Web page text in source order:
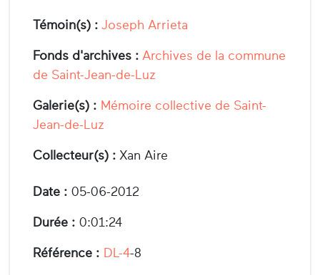
Témoin(s) : Joseph Arrieta
Fonds d'archives : Archives de la commune
de Saint-Jean-de-Luz
Galerie(s) : Mémoire collective de Saint-
Jean-de-Luz
Collecteur(s) : Xan Aire
Date : 05-06-2012
Durée : 0:01:24
Référence : DL-4-8